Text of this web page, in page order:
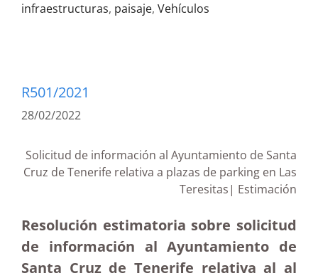
infraestructuras, paisaje, Vehículos
R501/2021
28/02/2022
Solicitud de información al Ayuntamiento de Santa
Cruz de Tenerife relativa a plazas de parking en Las
Teresitas| Estimación
Resolución estimatoria sobre solicitud
de información al Ayuntamiento de
Santa Cruz de Tenerife relativa al al